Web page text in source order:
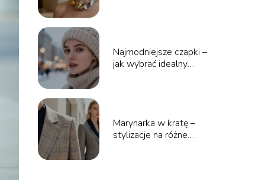
Najmodniejsze czapki –
jak wybrać idealny
Marynarka w kratę –
stylizacje na różne